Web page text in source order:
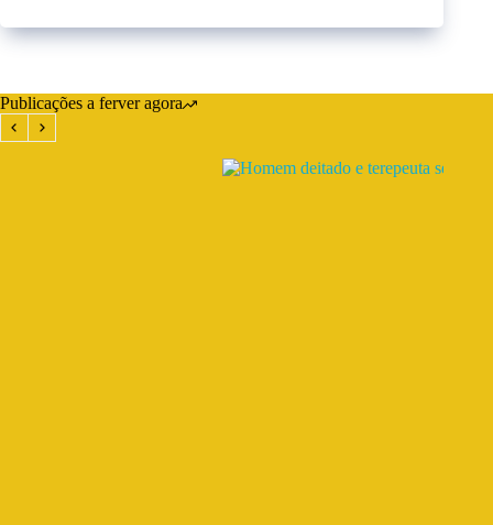
Publicações a ferver agora